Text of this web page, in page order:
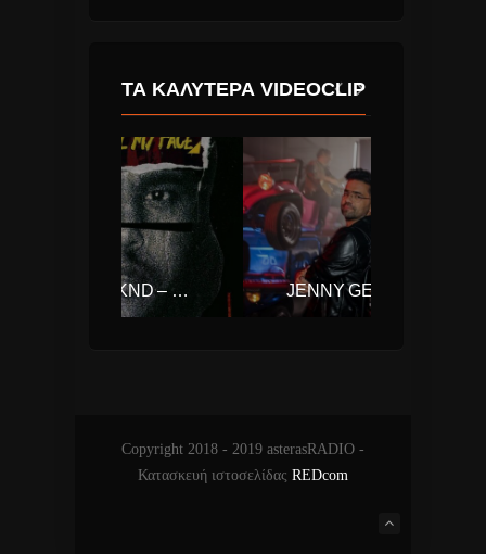
ΤΑ ΚΑΛΎΤΕΡΑ VIDEOCLIP
JENNY GEORGIADI FT. ONIRAMA – ΚΡΎΨΟΥ
Copyright 2018 - 2019 asterasRADIO -
Κατασκευή ιστοσελίδας REDcom